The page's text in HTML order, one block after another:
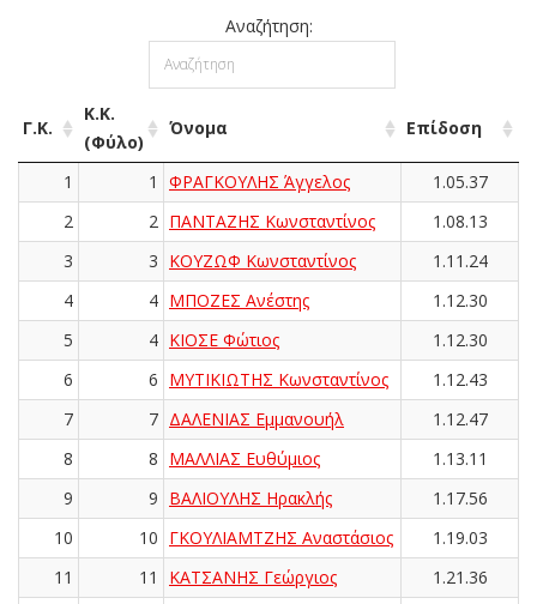
Αναζήτηση:
Γ.Κ.
Κ.Κ.
(Φύλο)
Όνομα Επίδοση
1 1 ΦΡΑΓΚΟΥΛΗΣ Άγγελος
1.05.37
2
2 ΠΑΝΤΑΖΗΣ Κωνσταντίνος
1.08.13
3
3 ΚΟΥΖΩΦ Κωνσταντίνος
1.11.24
4
4 ΜΠΟΖΕΣ Ανέστης
1.12.30
5
4 ΚΙΟΣΕ Φώτιος
1.12.30
6
6 ΜΥΤΙΚΙΩΤΗΣ Κωνσταντίνος
1.12.43
7
7 ΔΑΛΕΝΙΑΣ Εμμανουήλ
1.12.47
8
8 ΜΑΛΛΙΑΣ Ευθύμιος
1.13.11
9
9 ΒΑΛΙΟΥΛΗΣ Ηρακλής
1.17.56
10
10 ΓΚΟΥΛΙΑΜΤΖΗΣ Αναστάσιος
1.19.03
11
11 ΚΑΤΣΑΝΗΣ Γεώργιος 1.21.36